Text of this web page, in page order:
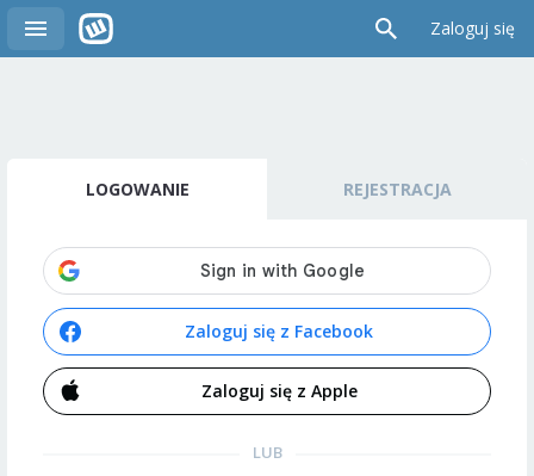
Zaloguj się
LOGOWANIE REJESTRACJA
Zaloguj się z Facebook
Zaloguj się z Apple
LUB